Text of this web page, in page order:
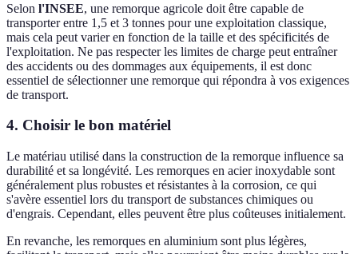
Selon l'INSEE, une remorque agricole doit être capable de
transporter entre 1,5 et 3 tonnes pour une exploitation classique,
mais cela peut varier en fonction de la taille et des spécificités de
l'exploitation. Ne pas respecter les limites de charge peut entraîner
des accidents ou des dommages aux équipements, il est donc
essentiel de sélectionner une remorque qui répondra à vos exigences
de transport.
4. Choisir le bon matériel
Le matériau utilisé dans la construction de la remorque influence sa
durabilité et sa longévité. Les remorques en acier inoxydable sont
généralement plus robustes et résistantes à la corrosion, ce qui
s'avère essentiel lors du transport de substances chimiques ou
d'engrais. Cependant, elles peuvent être plus coûteuses initialement.
En revanche, les remorques en aluminium sont plus légères,